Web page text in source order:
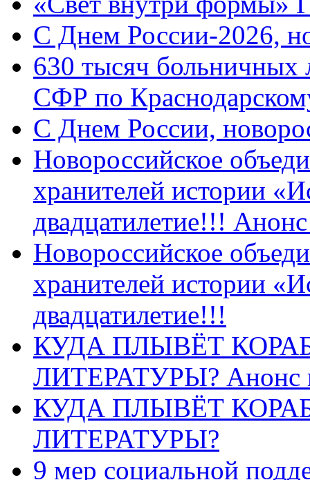
C Днем России-2026,
630 тысяч больничных
СФР по
C Днем России,
Новороссийское
хранителей истории
двадцатилетие!!!
Новороссийское
хранителей истории
двадцатилетие!!!
КУДА ПЛЫВЁТ
ЛИТЕРАТУРЫ? Анонс
КУДА ПЛЫВЁТ
ЛИТЕРАТУРЫ?
9 мер социальной